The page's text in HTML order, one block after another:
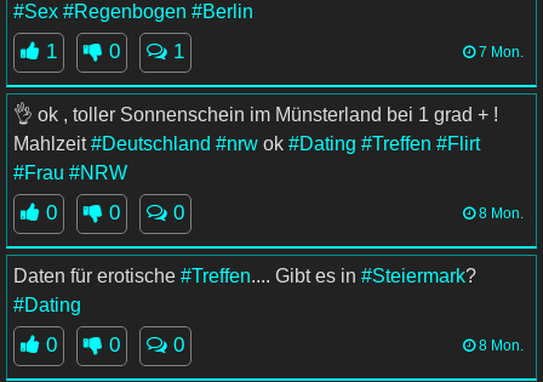
#Sex #Regenbogen #Berlin
1 0 1 7 Mon.
👌 ok , toller Sonnenschein im Münsterland bei 1 grad + !
Mahlzeit#Deutschland #nrw ok #Dating #Treffen #Flirt
#Frau #NRW
0 0 0 8 Mon.
Daten für erotische #Treffen.... Gibt es in #Steiermark?
#Dating
0 0 0 8 Mon.